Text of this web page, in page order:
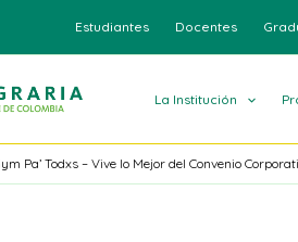
Estudiantes Docentes
La Institución
Pa’ Todxs – Vive lo Mejor del Convenio